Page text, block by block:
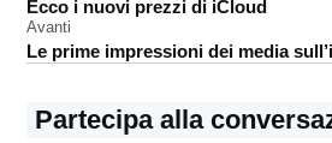
6 plus
articoli
Ecco i nuovi prezzi di iCloud
Avanti
Le prime impressioni dei media
Partecipa alla